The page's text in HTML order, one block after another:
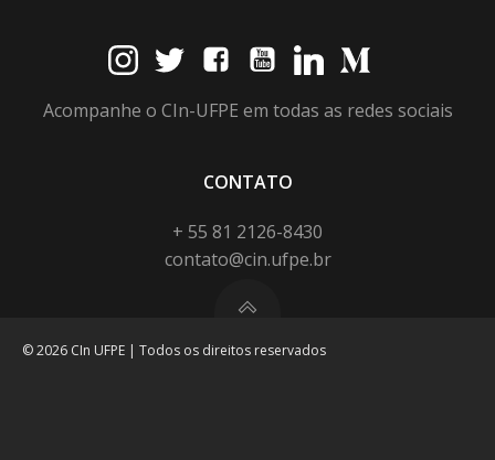
Acompanhe o CIn-UFPE em todas as redes sociais
CONTATO
+ 55 81 2126-8430
contato@cin.ufpe.br
© 2026 CIn UFPE | Todos os direitos reservados